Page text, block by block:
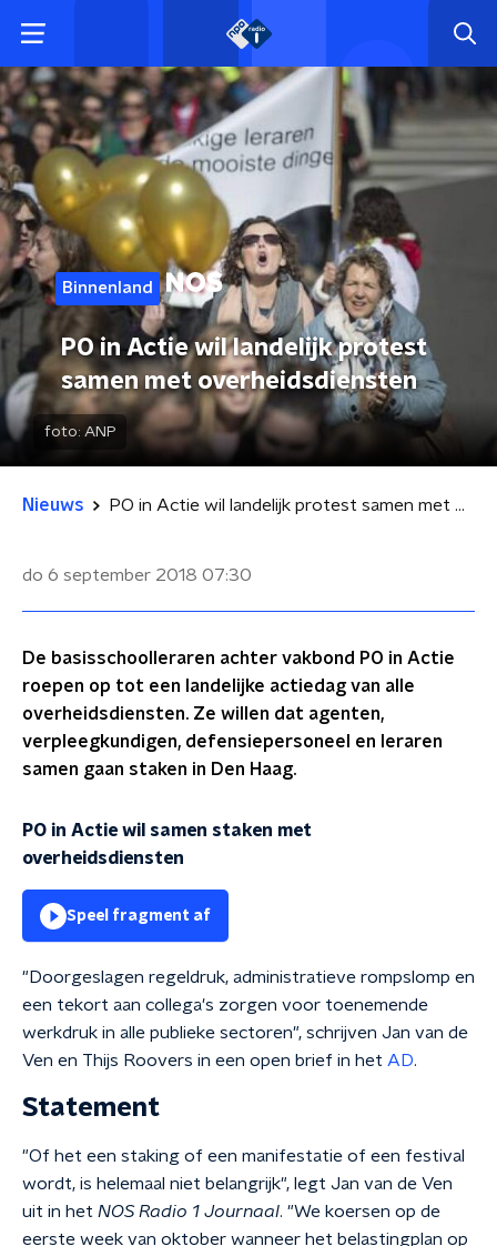
Binnenland
PO in Actie wil landelijk protest
samen met overheidsdiensten
foto: ANP
Nieuws PO in Actie wil landelijk protest samen met overheidsdiensten
do 6 september 2018 07:30
De basisschoolleraren achter vakbond PO in Actie
roepen op tot een landelijke actiedag van alle
overheidsdiensten. Ze willen dat agenten,
verpleegkundigen, defensiepersoneel en leraren
samen gaan staken in Den Haag.
PO in Actie wil samen staken met
overheidsdiensten
Speel fragment af
"Doorgeslagen regeldruk, administratieve rompslomp en
een tekort aan collega's zorgen voor toenemende
werkdruk in alle publieke sectoren", schrijven Jan van de
Ven en Thijs Roovers in een open brief in het AD.
Statement
"Of het een staking of een manifestatie of een festival
wordt, is helemaal niet belangrijk", legt Jan van de Ven
uit in het NOS Radio 1 Journaal. "We koersen op de
eerste week van oktober wanneer het belastingplan op